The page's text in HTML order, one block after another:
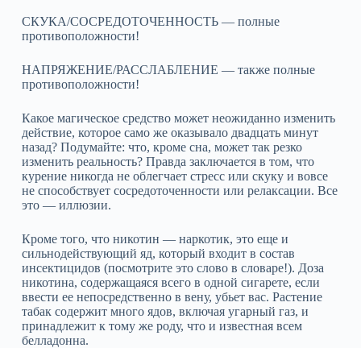
СКУКА/СОСРЕДОТОЧЕННОСТЬ — полные
противоположности!
НАПРЯЖЕНИЕ/РАССЛАБЛЕНИЕ — также полные
противоположности!
Какое магическое средство может неожиданно изменить
действие, которое само же оказывало двадцать минут
назад? Подумайте: что, кроме сна, может так резко
изменить реальность? Правда заключается в том, что
курение никогда не облегчает стресс или скуку и вовсе
не способствует сосредоточенности или релаксации. Все
это — иллюзии.
Кроме того, что никотин — наркотик, это еще и
сильнодействующий яд, который входит в состав
инсектицидов (посмотрите это слово в словаре!). Доза
никотина, содержащаяся всего в одной сигарете, если
ввести ее непосредственно в вену, убьет вас. Растение
табак содержит много ядов, включая угарный газ, и
принадлежит к тому же роду, что и известная всем
белладонна.